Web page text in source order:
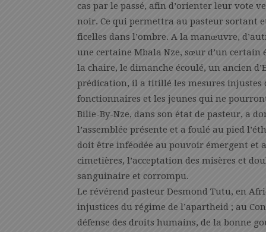
cas par le passé, afin d’orienter leur vote
noir. Ce qui permettra au pasteur sortant
ficelles dans l’ombre. A la manœuvre,
une certaine Mbala Nze, sœur d’un certain
la chaire, le dimanche écoulé, un ancien
prédication, il a titillé les mesures injustes
fonctionnaires et les jeunes qui ne
Bilie-By-Nze, dans son état de pasteur, a
l’assemblée présente et a foulé au pied
doit être inféodée au pouvoir émergent et
cimetières, l’acceptation des misères et
sanguinaire et corrompu.
Le révérend pasteur Desmond Tutu, en
injustices du régime de l’apartheid ; au
défense des droits humains, de la bonne